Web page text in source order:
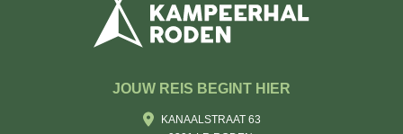
JOUW REIS BEGINT HIER
KANAALSTRAAT 63